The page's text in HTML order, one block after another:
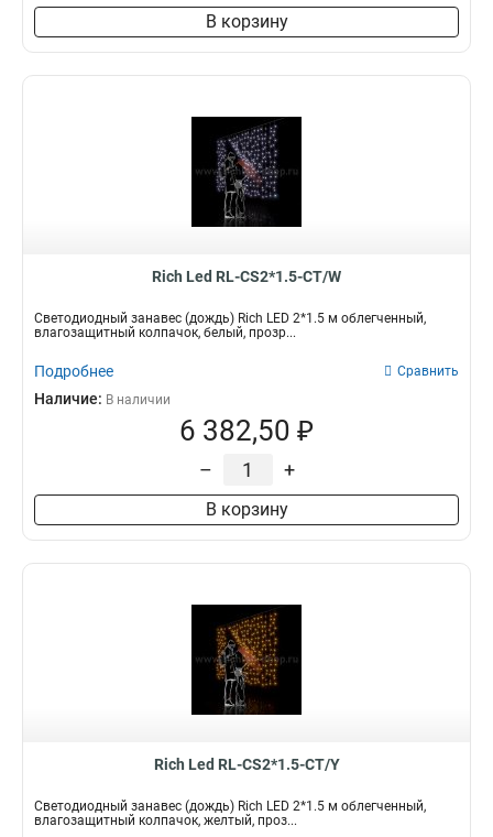
В корзину
Rich Led RL-CS2*1.5-CT/W
Светодиодный занавес (дождь) Rich LED 2*1.5 м облегченный,
влагозащитный колпачок, белый, прозр...
Подробнее Сравнить
Наличие: В наличии
6 382,50 ₽
– +
В корзину
Rich Led RL-CS2*1.5-CT/Y
Светодиодный занавес (дождь) Rich LED 2*1.5 м облегченный,
влагозащитный колпачок, желтый, проз...